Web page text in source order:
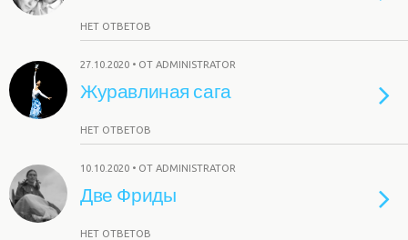
НЕТ ОТВЕТОВ
27.10.2020 • ОТ ADMINISTRATOR
Журавлиная сага
НЕТ ОТВЕТОВ
10.10.2020 • ОТ ADMINISTRATOR
Две Фриды
НЕТ ОТВЕТОВ